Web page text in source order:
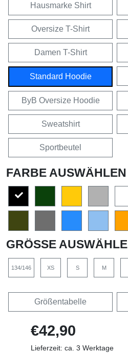
Hausmarke Shirt
Oversize T-Shirt
Damen T-Shirt
Standard Hoodie
ByB Oversize Hoodie
Sweatshirt
Sportbeutel
FARBE AUSWÄHLEN
GRÖSSE AUSWÄHLEN
134/146 XS S M
Größentabelle
€42,90
Lieferzeit: ca. 3 Werktage